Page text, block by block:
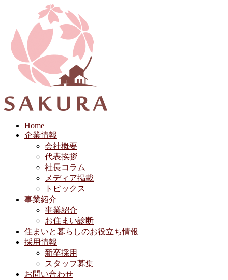
Home
企業情報
会社概要
代表挨拶
社長コラム
メディア掲載
トピックス
事業紹介
事業紹介
お住まい診断
住まいと暮らしのお役立ち情報
採用情報
新卒採用
スタッフ募集
お問い合わせ